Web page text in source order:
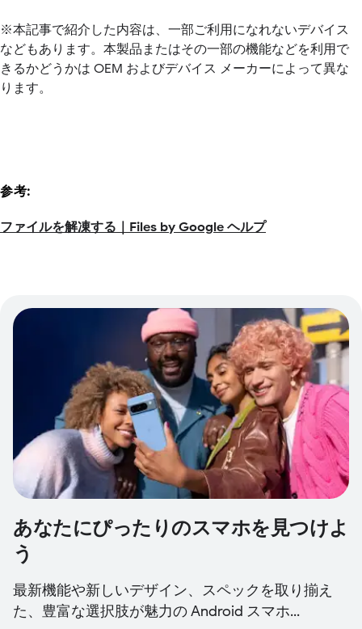
※本記事で紹介した内容は、一部ご利用になれないデバイス
などもあります。本製品またはその一部の機能などを利用で
きるかどうかは OEM およびデバイス メーカーによって異な
ります。
参考:
ファイルを解凍する｜Files by Google ヘルプ
あなたにぴったりのスマホを見つけよ
う
最新機能や新しいデザイン、スペックを取り揃え
た、豊富な選択肢が魅力の Android スマホ...